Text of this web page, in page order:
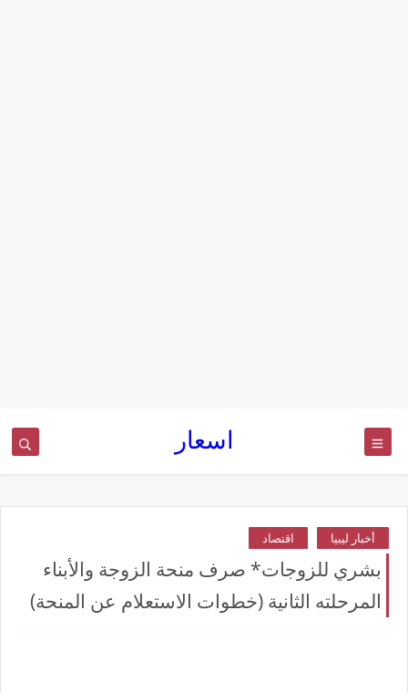
اسعار
أخبار ليبيا اقتصاد
بشري للزوجات* صرف منحة الزوجة والأبناء
المرحلته الثانية (خطوات الاستعلام عن المنحة)